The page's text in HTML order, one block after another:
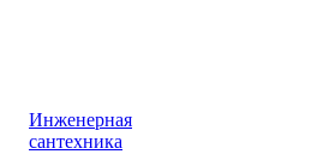
Инженерная
сантехника